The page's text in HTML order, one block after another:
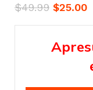
$49.99 $25.00